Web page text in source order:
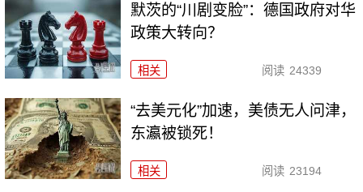
默茨的“川剧变脸”：德国政府对华
政策大转向？
相关 阅读 24339
“去美元化”加速，美债无人问津，
东瀛被锁死！
相关 阅读 23194